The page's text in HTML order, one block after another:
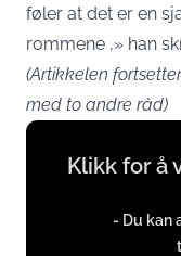
føler at det er en
rommene ,» han
(Artikkelen
med to andre råd)
Display
content
instagram.com
Klikk for å
- Du kan